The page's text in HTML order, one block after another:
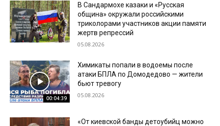
В Сандармохе казаки и «Русская
община» окружали российскими
триколорами участников акции памяти
жертв репрессий
05.08.2026
00:04:39
Химикаты попали в водоемы после
атаки БПЛА по Домодедово — жители
бьют тревогу
05.08.2026
«От киевской банды детоубийц можно